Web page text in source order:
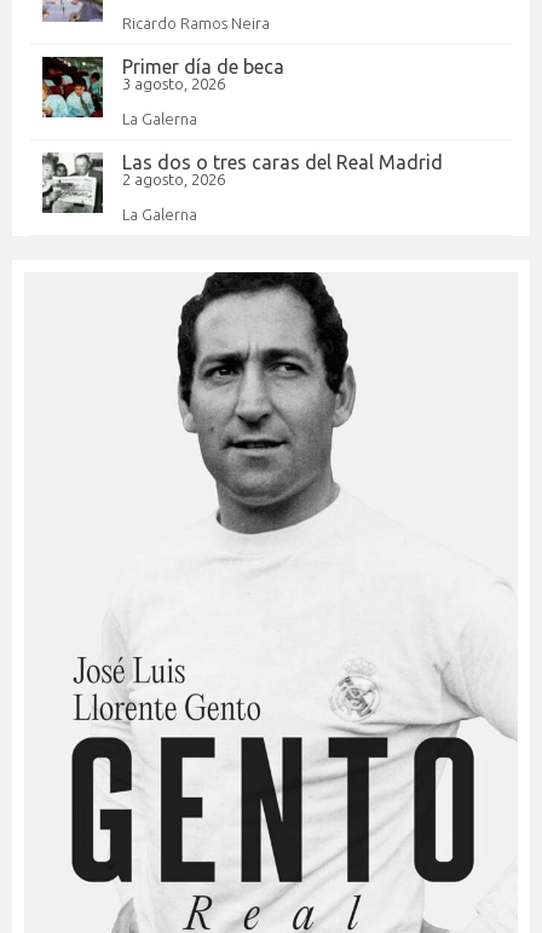
Ricardo Ramos Neira
Primer día de beca
3 agosto, 2026
La Galerna
Las dos o tres caras del Real Madrid
2 agosto, 2026
La Galerna